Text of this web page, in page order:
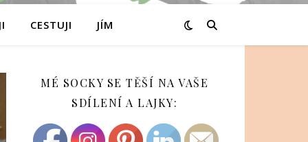
CESTUJI JÍM
MÉ SOCKY SE TĚŠÍ NA VAŠE
SDÍLENÍ A LAJKY: